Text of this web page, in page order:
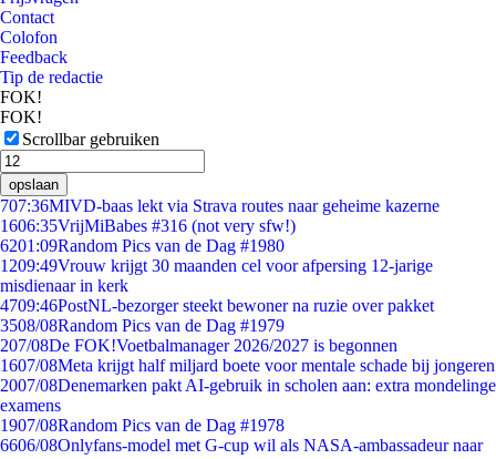
Contact
Colofon
Feedback
Tip de redactie
FOK!
FOK!
Scrollbar gebruiken
opslaan
707:36MIVD-baas lekt via Strava routes naar geheime kazerne
1606:35VrijMiBabes #316 (not very sfw!)
6201:09Random Pics van de Dag #1980
1209:49Vrouw krijgt 30 maanden cel voor afpersing 12-jarige
misdienaar in kerk
4709:46PostNL-bezorger steekt bewoner na ruzie over pakket
3508/08Random Pics van de Dag #1979
207/08De FOK!Voetbalmanager 2026/2027 is begonnen
1607/08Meta krijgt half miljard boete voor mentale schade bij jongeren
2007/08Denemarken pakt AI-gebruik in scholen aan: extra mondelinge
examens
1907/08Random Pics van de Dag #1978
6606/08Onlyfans-model met G-cup wil als NASA-ambassadeur naar